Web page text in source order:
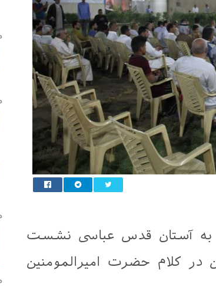
به آستان قدس عباسی نشست
در کلام حضرت امیرالمومنین